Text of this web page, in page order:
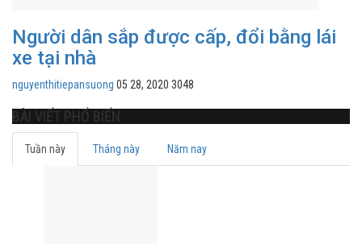
Người dân sắp được cấp, đổi bằng lái
xe tại nhà
nguyenthitiepansuong 05 28, 2020 3048
BÀI VIẾT PHỔ BIẾN
Tuần này Tháng này Năm nay